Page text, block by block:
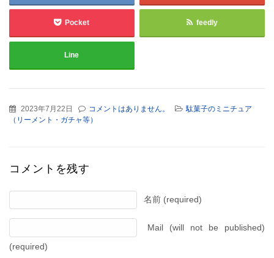
Pocket feedly
Line
2023年7月22日 コメントはありません。
駄菓子のミニチュア
（リーメント・ガチャ等）
コメントを残す
名前 (required)
Mail (will not be published)
(required)